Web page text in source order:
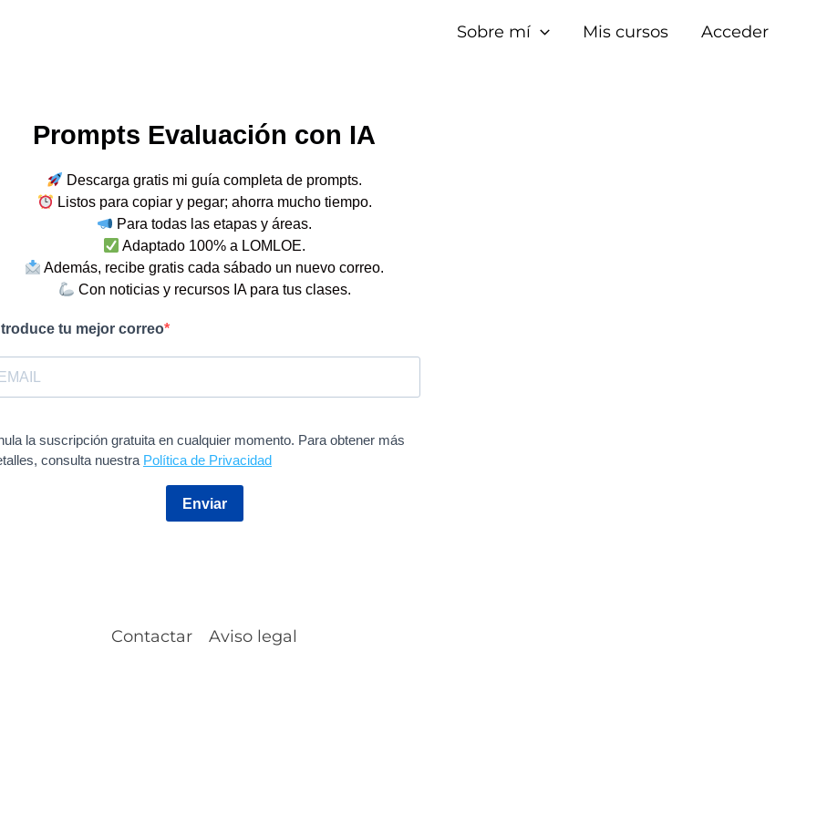
Sobre mí Mis cursos Acceder
Prompts Evaluación con IA
Descarga gratis mi guía completa de prompts.
Listos para copiar y pegar; ahorra mucho tiempo.
Para todas las etapas y áreas.
Adaptado 100% a LOMLOE.
Además, recibe gratis cada sábado un nuevo correo.
Con noticias y recursos IA para tus clases.
tu mejor correo
la suscripción gratuita en cualquier momento. Para obtener más
consulta nuestra Política de Privacidad
Enviar
Contactar Aviso legal